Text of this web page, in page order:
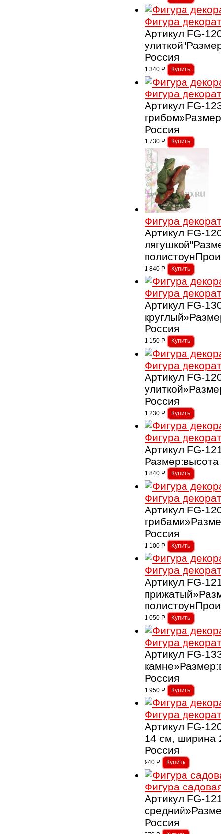
Фигура
Артикул FG-
Россия
1 340 Р
Фигура
Артикул FG-
Россия
1 730 Р
Фигура
Артикул FG-
1 840 Р
Фигура
Артикул FG-
Россия
1 150 Р
Фигура
Артикул FG-
Россия
1 230 Р
Фигура
Артикул FG-
1 840 Р
Фигура
Артикул FG-
Россия
1 100 Р
Фигура
Артикул FG-
1 050 Р
Фигура
Артикул FG-
Россия
1 950 Р
Фигура
Артикул FG-
14 см, ширина
Россия
940 Р
Фигура
Артикул FG-
Россия